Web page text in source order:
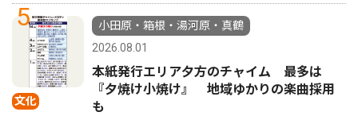
5
文化
小田原・箱根・湯河原・真鶴
2026.08.01
本紙発行エリア夕方のチャイム 最多は
『夕焼け小焼け』 地域ゆかりの楽曲採用
も